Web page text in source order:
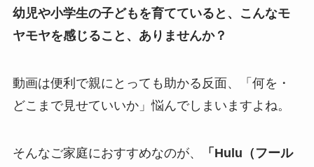
幼児や小学生の子どもを育てていると、こんなモ
ヤモヤを感じること、ありませんか？
動画は便利で親にとっても助かる反面、「何を・
どこまで見せていいか」悩んでしまいますよね。
そんなご家庭におすすめなのが、
「Hulu（フール